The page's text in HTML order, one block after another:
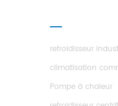
refroidisseur
climatisation
Pompe à chaleur